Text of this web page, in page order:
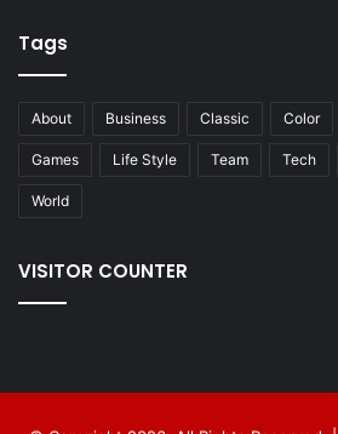
Tags
About Business Classic Color
Games Life Style Team Tech
World
VISITOR COUNTER